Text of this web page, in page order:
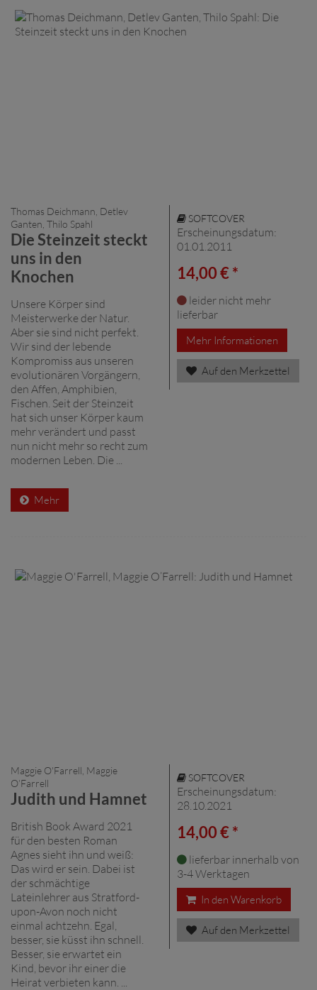
Thomas Deichmann, Detlev
Ganten, Thilo Spahl
Die Steinzeit steckt
uns in den
Knochen
Unsere Körper sind
Meisterwerke der Natur.
Aber sie sind nicht perfekt.
Wir sind der lebende
Kompromiss aus unseren
evolutionären Vorgängern,
den Affen, Amphibien,
Fischen. Seit der Steinzeit
hat sich unser Körper kaum
mehr verändert und passt
nun nicht mehr so recht zum
modernen Leben. Die ...
Mehr
SOFTCOVER
Erscheinungsdatum:
01.01.2011
14,00 € *
leider nicht mehr
lieferbar
Mehr Informationen
Auf den Merkzettel
Maggie O'Farrell, Maggie
O’Farrell
Judith und Hamnet
British Book Award 2021
für den besten Roman
Agnes sieht ihn und weiß:
Das wird er sein. Dabei ist
der schmächtige
Lateinlehrer aus Stratford-
upon-Avon noch nicht
einmal achtzehn. Egal,
besser, sie küsst ihn schnell.
Besser, sie erwartet ein
Kind, bevor ihr einer die
Heirat verbieten kann. ...
SOFTCOVER
Erscheinungsdatum:
28.10.2021
14,00 € *
lieferbar innerhalb von
3-4 Werktagen
In den Warenkorb
Auf den Merkzettel